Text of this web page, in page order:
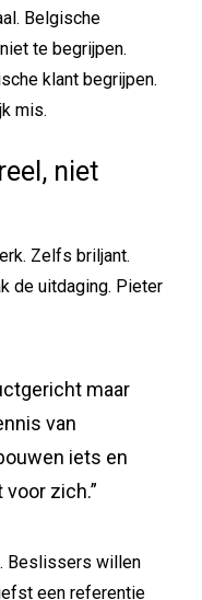
Belgische
te begrijpen.
klant begrijpen.
mis.
niet
Zelfs briljant.
de uitdaging. Pieter
maar
van
iets en
zich.”
Beslissers willen
een referentie